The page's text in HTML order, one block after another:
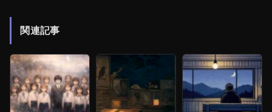
関連記事